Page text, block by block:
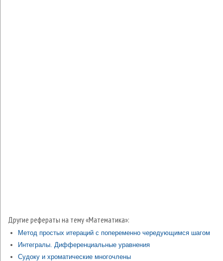
Другие рефераты на тему «Математика»:
Метод простых итераций с попеременно чередующимся шагом
Интегралы. Дифференциальные уравнения
Судоку и хроматические многочлены